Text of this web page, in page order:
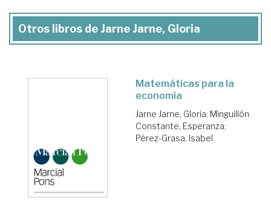
Otros libros de Jarne Jarne, Gloria
Matemáticas para la
economía
Jarne Jarne, Gloria; Minguillón
Constante, Esperanza;
Pérez-Grasa, Isabel